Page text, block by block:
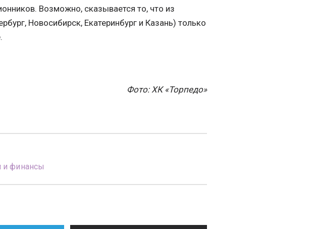
Возможно, сказывается то, что из
Новосибирск, Екатеринбург и Казань) только
Фото: ХК «Торпедо»
и финансы